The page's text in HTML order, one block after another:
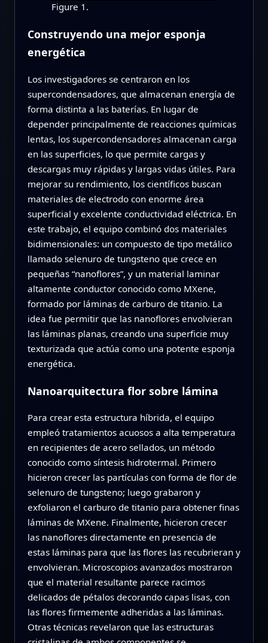
Figure 1.
Construyendo una mejor esponja
energética
Los investigadores se centraron en los
supercondensadores, que almacenan energía de
forma distinta a las baterías. En lugar de
depender principalmente de reacciones químicas
lentas, los supercondensadores almacenan carga
en las superficies, lo que permite cargas y
descargas muy rápidas y largas vidas útiles. Para
mejorar su rendimiento, los científicos buscan
materiales de electrodo con enorme área
superficial y excelente conductividad eléctrica. En
este trabajo, el equipo combinó dos materiales
bidimensionales: un compuesto de tipo metálico
llamado selenuro de tungsteno que crece en
pequeñas “nanoflores”, y un material laminar
altamente conductor conocido como MXene,
formado por láminas de carburo de titanio. La
idea fue permitir que las nanoflores envolvieran
las láminas planas, creando una superficie muy
texturizada que actúa como una potente esponja
energética.
Nanoarquitectura flor sobre lámina
Para crear esta estructura híbrida, el equipo
empleó tratamientos acuosos a alta temperatura
en recipientes de acero sellados, un método
conocido como síntesis hidrotermal. Primero
hicieron crecer las partículas con forma de flor de
selenuro de tungsteno; luego grabaron y
exfoliaron el carburo de titanio para obtener finas
láminas de MXene. Finalmente, hicieron crecer
las nanoflores directamente en presencia de
estas láminas para que las flores las recubrieran y
envolvieran. Microscopios avanzados mostraron
que el material resultante parece racimos
delicados de pétalos decorando capas lisas, con
las flores firmemente adheridas a las láminas.
Otras técnicas revelaron que las estructuras